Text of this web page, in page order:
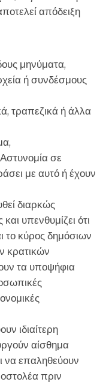
απόδειξη
μηνύματα,
ή συνδέσμους
τραπεζικά ή άλλα
σε
με αυτό ή έχουν
διαρκώς
υπενθυμίζει ότι
το κύρος δημόσιων
κρατικών
τα υποψήφια
ιδιαίτερη
αίσθημα
να επαληθεύουν
πριν